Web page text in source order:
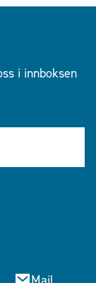
i innboksen